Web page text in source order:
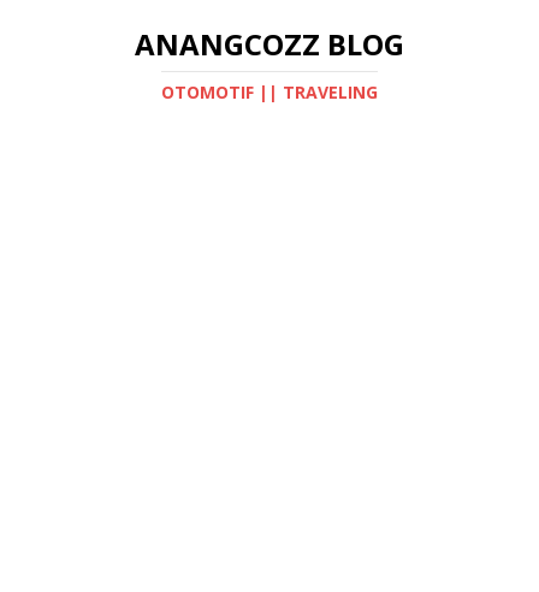
ANANGCOZZ BLOG
OTOMOTIF || TRAVELING